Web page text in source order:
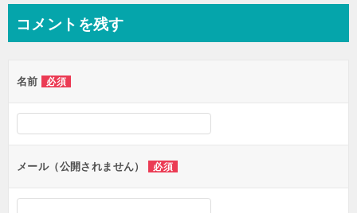
ビ
ー
シ
ョ
ン
コメントを残す
名前 必須
メール（公開されません） 必須